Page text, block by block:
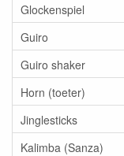
Glockenspiel
Guiro
Guiro shaker
Horn (toeter)
Jinglesticks
Kalimba (Sanza)